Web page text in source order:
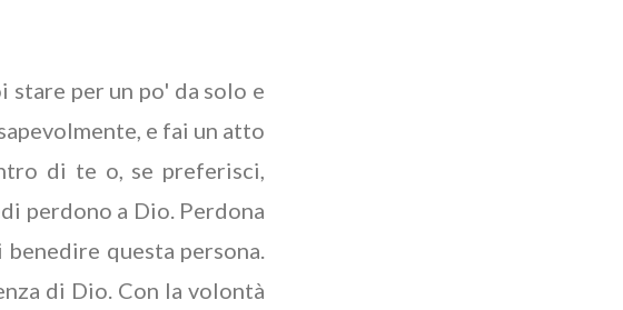
per un po' da solo e
e fai un atto
di te o, se preferisci,
perdono a Dio. Perdona
questa persona.
di Dio. Con la volontà